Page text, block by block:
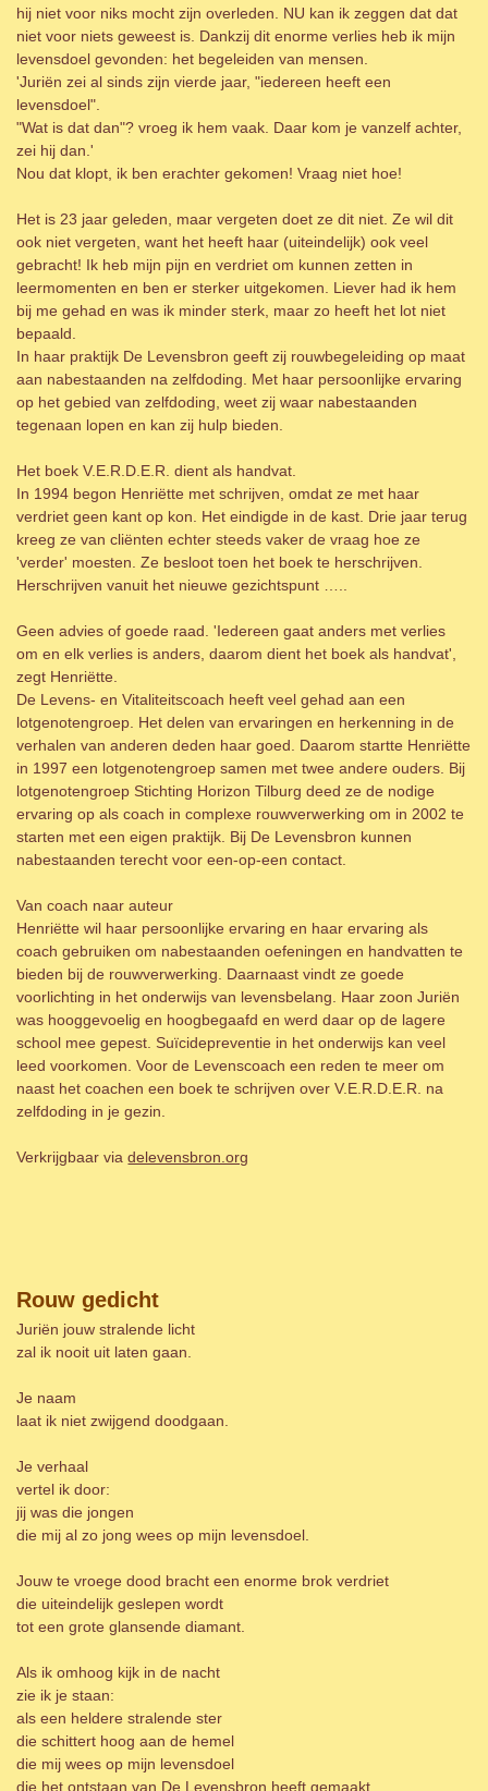
hij niet voor niks mocht zijn overleden. NU kan ik zeggen dat dat
niet voor niets geweest is. Dankzij dit enorme verlies heb ik mijn
levensdoel gevonden: het begeleiden van mensen.
'Juriën zei al sinds zijn vierde jaar, "iedereen heeft een
levensdoel".
"Wat is dat dan"? vroeg ik hem vaak. Daar kom je vanzelf achter,
zei hij dan.'
Nou dat klopt, ik ben erachter gekomen! Vraag niet hoe!
Het is 23 jaar geleden, maar vergeten doet ze dit niet. Ze wil dit
ook niet vergeten, want het heeft haar (uiteindelijk) ook veel
gebracht! Ik heb mijn pijn en verdriet om kunnen zetten in
leermomenten en ben er sterker uitgekomen. Liever had ik hem
bij me gehad en was ik minder sterk, maar zo heeft het lot niet
bepaald.
In haar praktijk De Levensbron geeft zij rouwbegeleiding op maat
aan nabestaanden na zelfdoding. Met haar persoonlijke ervaring
op het gebied van zelfdoding, weet zij waar nabestaanden
tegenaan lopen en kan zij hulp bieden.
Het boek V.E.R.D.E.R. dient als handvat.
In 1994 begon Henriëtte met schrijven, omdat ze met haar
verdriet geen kant op kon. Het eindigde in de kast. Drie jaar terug
kreeg ze van cliënten echter steeds vaker de vraag hoe ze
'verder' moesten. Ze besloot toen het boek te herschrijven.
Herschrijven vanuit het nieuwe gezichtspunt …..
Geen advies of goede raad. 'Iedereen gaat anders met verlies
om en elk verlies is anders, daarom dient het boek als handvat',
zegt Henriëtte.
De Levens- en Vitaliteitscoach heeft veel gehad aan een
lotgenotengroep. Het delen van ervaringen en herkenning in de
verhalen van anderen deden haar goed. Daarom startte Henriëtte
in 1997 een lotgenotengroep samen met twee andere ouders. Bij
lotgenotengroep Stichting Horizon Tilburg deed ze de nodige
ervaring op als coach in complexe rouwverwerking om in 2002 te
starten met een eigen praktijk. Bij De Levensbron kunnen
nabestaanden terecht voor een-op-een contact.
Van coach naar auteur
Henriëtte wil haar persoonlijke ervaring en haar ervaring als
coach gebruiken om nabestaanden oefeningen en handvatten te
bieden bij de rouwverwerking. Daarnaast vindt ze goede
voorlichting in het onderwijs van levensbelang. Haar zoon Juriën
was hooggevoelig en hoogbegaafd en werd daar op de lagere
school mee gepest. Suïcidepreventie in het onderwijs kan veel
leed voorkomen. Voor de Levenscoach een reden te meer om
naast het coachen een boek te schrijven over V.E.R.D.E.R. na
zelfdoding in je gezin.
Verkrijgbaar viadelevensbron.org
Rouw gedicht
Juriën jouw stralende licht
zal ik nooit uit laten gaan.
Je naam
laat ik niet zwijgend doodgaan.
Je verhaal
vertel ik door:
jij was die jongen
die mij al zo jong wees op mijn levensdoel.
Jouw te vroege dood bracht een enorme brok verdriet
die uiteindelijk geslepen wordt
tot een grote glansende diamant.
Als ik omhoog kijk in de nacht
zie ik je staan:
als een heldere stralende ster
die schittert hoog aan de hemel
die mij wees op mijn levensdoel
die het ontstaan van De Levensbron heeft gemaakt